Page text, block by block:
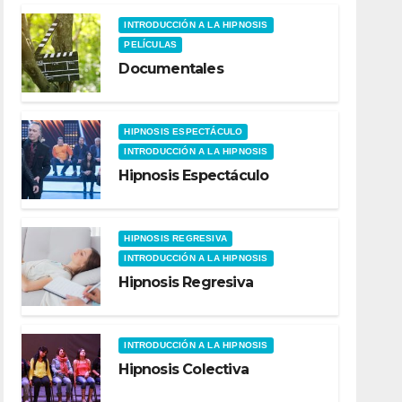
INTRODUCCIÓN A LA HIPNOSIS
PELÍCULAS
Documentales
HIPNOSIS ESPECTÁCULO
INTRODUCCIÓN A LA HIPNOSIS
Hipnosis Espectáculo
HIPNOSIS REGRESIVA
INTRODUCCIÓN A LA HIPNOSIS
Hipnosis Regresiva
INTRODUCCIÓN A LA HIPNOSIS
Hipnosis Colectiva